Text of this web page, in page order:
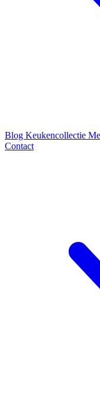
Blog Keukencollectie
Contact